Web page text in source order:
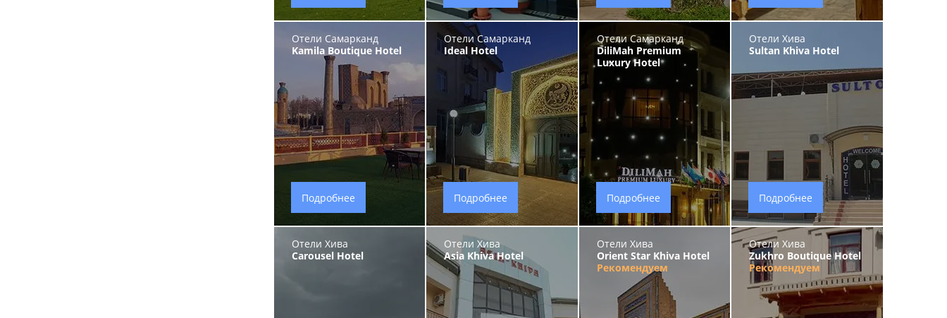
Отели Самарканд
Kamila Boutique Hotel
Подробнее
Отели Самарканд
Ideal Hotel
Подробнее
Отели Самарканд
DiliMah Premium
Luxury Hotel
Подробнее
Отели Хива
Sultan Khiva Hotel
Подробнее
Отели Хива
Carousel Hotel
Отели Хива
Asia Khiva Hotel
Отели Хива
Orient Star Khiva Hotel
Рекомендуем
Отели Хива
Zukhro Boutique Hotel
Рекомендуем